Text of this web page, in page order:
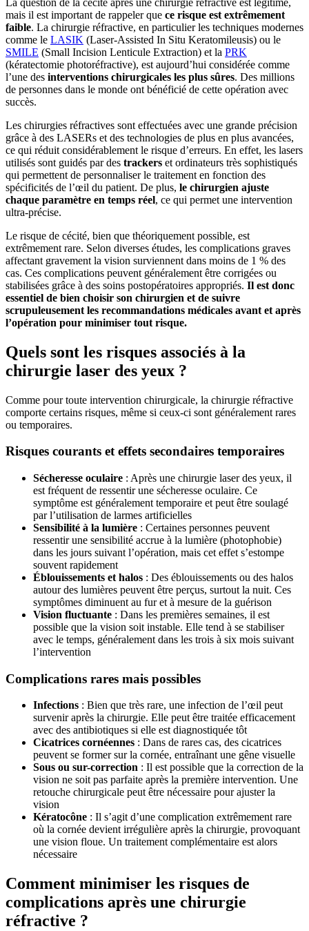
mais il est important de rappeler que ce risque est extrêmement
faible. La chirurgie réfractive, en particulier les techniques modernes
comme le LASIK (Laser-Assisted In Situ Keratomileusis) ou le
SMILE (Small Incision Lenticule Extraction) et la PRK
(kératectomie photoréfractive), est aujourd’hui considérée comme
l’une des interventions chirurgicales les plus sûres. Des millions
de personnes dans le monde ont bénéficié de cette opération avec
succès.
Les chirurgies réfractives sont effectuées avec une grande précision
grâce à des LASERs et des technologies de plus en plus avancées,
ce qui réduit considérablement le risque d’erreurs. En effet, les lasers
utilisés sont guidés par des trackers et ordinateurs très sophistiqués
qui permettent de personnaliser le traitement en fonction des
spécificités de l’œil du patient. De plus, le chirurgien ajuste
chaque paramètre en temps réel, ce qui permet une intervention
ultra-précise.
Le risque de cécité, bien que théoriquement possible, est
extrêmement rare. Selon diverses études, les complications graves
affectant gravement la vision surviennent dans moins de 1 % des
cas. Ces complications peuvent généralement être corrigées ou
stabilisées grâce à des soins postopératoires appropriés. Il est donc
essentiel de bien choisir son chirurgien et de suivre
scrupuleusement les recommandations médicales avant et après
l’opération pour minimiser tout risque.
Quels sont les risques associés à la
chirurgie laser des yeux ?
Comme pour toute intervention chirurgicale, la chirurgie réfractive
comporte certains risques, même si ceux-ci sont généralement rares
ou temporaires.
Risques courants et effets secondaires temporaires
Sécheresse oculaire : Après une chirurgie laser des yeux, il
est fréquent de ressentir une sécheresse oculaire. Ce
symptôme est généralement temporaire et peut être soulagé
par l’utilisation de larmes artificielles
Sensibilité à la lumière : Certaines personnes peuvent
ressentir une sensibilité accrue à la lumière (photophobie)
dans les jours suivant l’opération, mais cet effet s’estompe
souvent rapidement
Éblouissements et halos : Des éblouissements ou des halos
autour des lumières peuvent être perçus, surtout la nuit. Ces
symptômes diminuent au fur et à mesure de la guérison
Vision fluctuante : Dans les premières semaines, il est
possible que la vision soit instable. Elle tend à se stabiliser
avec le temps, généralement dans les trois à six mois suivant
l’intervention
Complications rares mais possibles
Infections : Bien que très rare, une infection de l’œil peut
survenir après la chirurgie. Elle peut être traitée efficacement
avec des antibiotiques si elle est diagnostiquée tôt
Cicatrices cornéennes : Dans de rares cas, des cicatrices
peuvent se former sur la cornée, entraînant une gêne visuelle
Sous ou sur-correction : Il est possible que la correction de la
vision ne soit pas parfaite après la première intervention. Une
retouche chirurgicale peut être nécessaire pour ajuster la
vision
Kératocône : Il s’agit d’une complication extrêmement rare
où la cornée devient irrégulière après la chirurgie, provoquant
une vision floue. Un traitement complémentaire est alors
nécessaire
Comment minimiser les risques de
complications après une chirurgie
réfractive ?